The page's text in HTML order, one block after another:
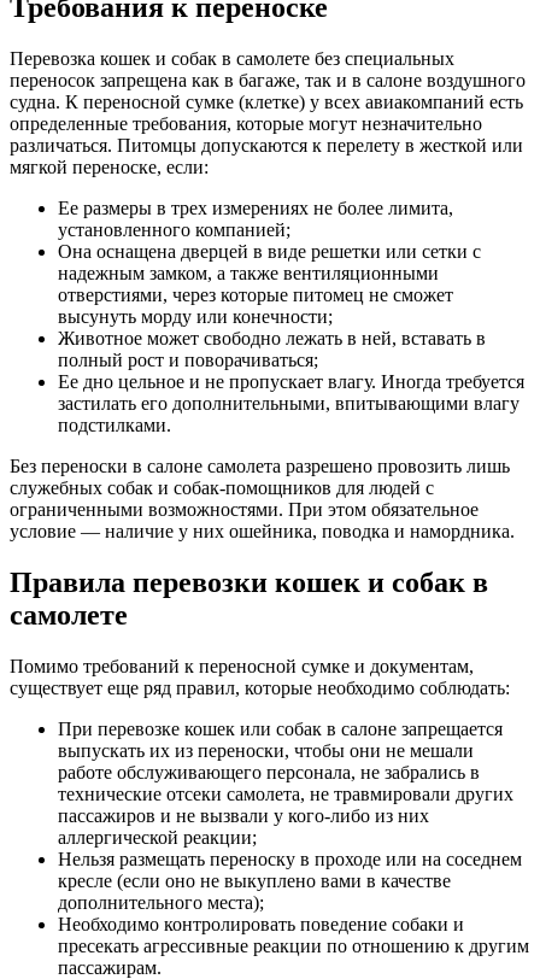
Требования к переноске
Перевозка кошек и собак в самолете без специальных
переносок запрещена как в багаже, так и в салоне воздушного
судна. К переносной сумке (клетке) у всех авиакомпаний есть
определенные требования, которые могут незначительно
различаться. Питомцы допускаются к перелету в жесткой или
мягкой переноске, если:
Ее размеры в трех измерениях не более лимита,
установленного компанией;
Она оснащена дверцей в виде решетки или сетки с
надежным замком, а также вентиляционными
отверстиями, через которые питомец не сможет
высунуть морду или конечности;
Животное может свободно лежать в ней, вставать в
полный рост и поворачиваться;
Ее дно цельное и не пропускает влагу. Иногда требуется
застилать его дополнительными, впитывающими влагу
подстилками.
Без переноски в салоне самолета разрешено провозить лишь
служебных собак и собак-помощников для людей с
ограниченными возможностями. При этом обязательное
условие — наличие у них ошейника, поводка и намордника.
Правила перевозки кошек и собак в
самолете
Помимо требований к переносной сумке и документам,
существует еще ряд правил, которые необходимо соблюдать:
При перевозке кошек или собак в салоне запрещается
выпускать их из переноски, чтобы они не мешали
работе обслуживающего персонала, не забрались в
технические отсеки самолета, не травмировали других
пассажиров и не вызвали у кого-либо из них
аллергической реакции;
Нельзя размещать переноску в проходе или на соседнем
кресле (если оно не выкуплено вами в качестве
дополнительного места);
Необходимо контролировать поведение собаки и
пресекать агрессивные реакции по отношению к другим
пассажирам.